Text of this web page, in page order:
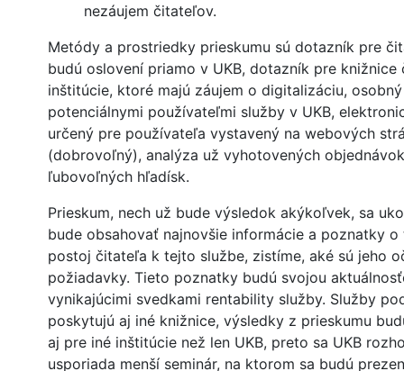
nezáujem čitateľov.
Metódy a prostriedky prieskumu sú dotazník pre
budú oslovení priamo v UKB, dotazník pre knižnice
inštitúcie, ktoré majú záujem o digitalizáciu,
potenciálnymi používateľmi služby v UKB,
určený pre používateľa vystavený na webových
(dobrovoľný), analýza už vyhotovených
ľubovoľných hľadísk.
Prieskum, nech už bude výsledok akýkoľvek, sa
bude obsahovať najnovšie informácie a poznatky o
postoj čitateľa k tejto službe, zistíme, aké sú jeho
požiadavky. Tieto poznatky budú svojou
vynikajúcimi svedkami rentability služby. Služby
poskytujú aj iné knižnice, výsledky z prieskumu
aj pre iné inštitúcie než len UKB, preto sa UKB
usporiada menší seminár, na ktorom sa budú